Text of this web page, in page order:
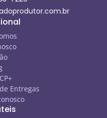
Entregas